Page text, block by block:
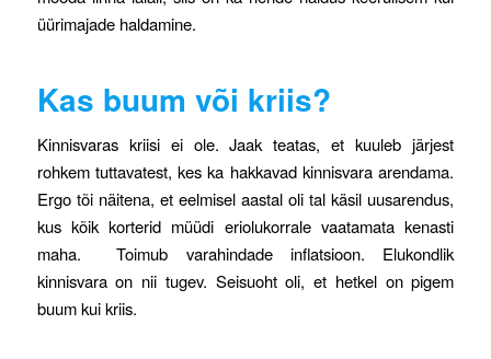
üürimajade haldamine.
Kas buum või kriis?
Kinnisvaras kriisi ei ole. Jaak teatas, et kuuleb järjest
rohkem tuttavatest, kes ka hakkavad kinnisvara arendama.
Ergo tõi näitena, et eelmisel aastal oli tal käsil uusarendus,
kus kõik korterid müüdi eriolukorrale vaatamata kenasti
maha. Toimub varahindade inflatsioon. Elukondlik
kinnisvara on nii tugev. Seisuoht oli, et hetkel on pigem
buum kui kriis.